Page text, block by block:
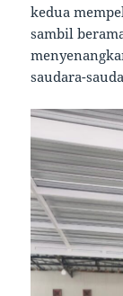
kedua
sambil
saudara-